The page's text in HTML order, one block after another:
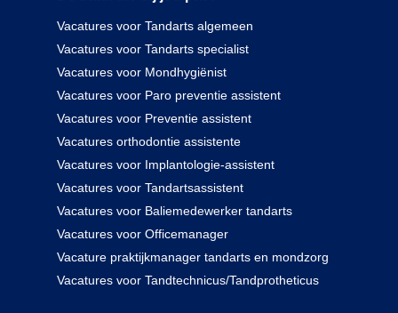
Vacatures voor Tandarts algemeen
Vacatures voor Tandarts specialist
Vacatures voor Mondhygiënist
Vacatures voor Paro preventie assistent
Vacatures voor Preventie assistent
Vacatures orthodontie assistente
Vacatures voor Implantologie-assistent
Vacatures voor Tandartsassistent
Vacatures voor Baliemedewerker tandarts
Vacatures voor Officemanager
Vacature praktijkmanager tandarts en mondzorg
Vacatures voor Tandtechnicus/Tandprotheticus